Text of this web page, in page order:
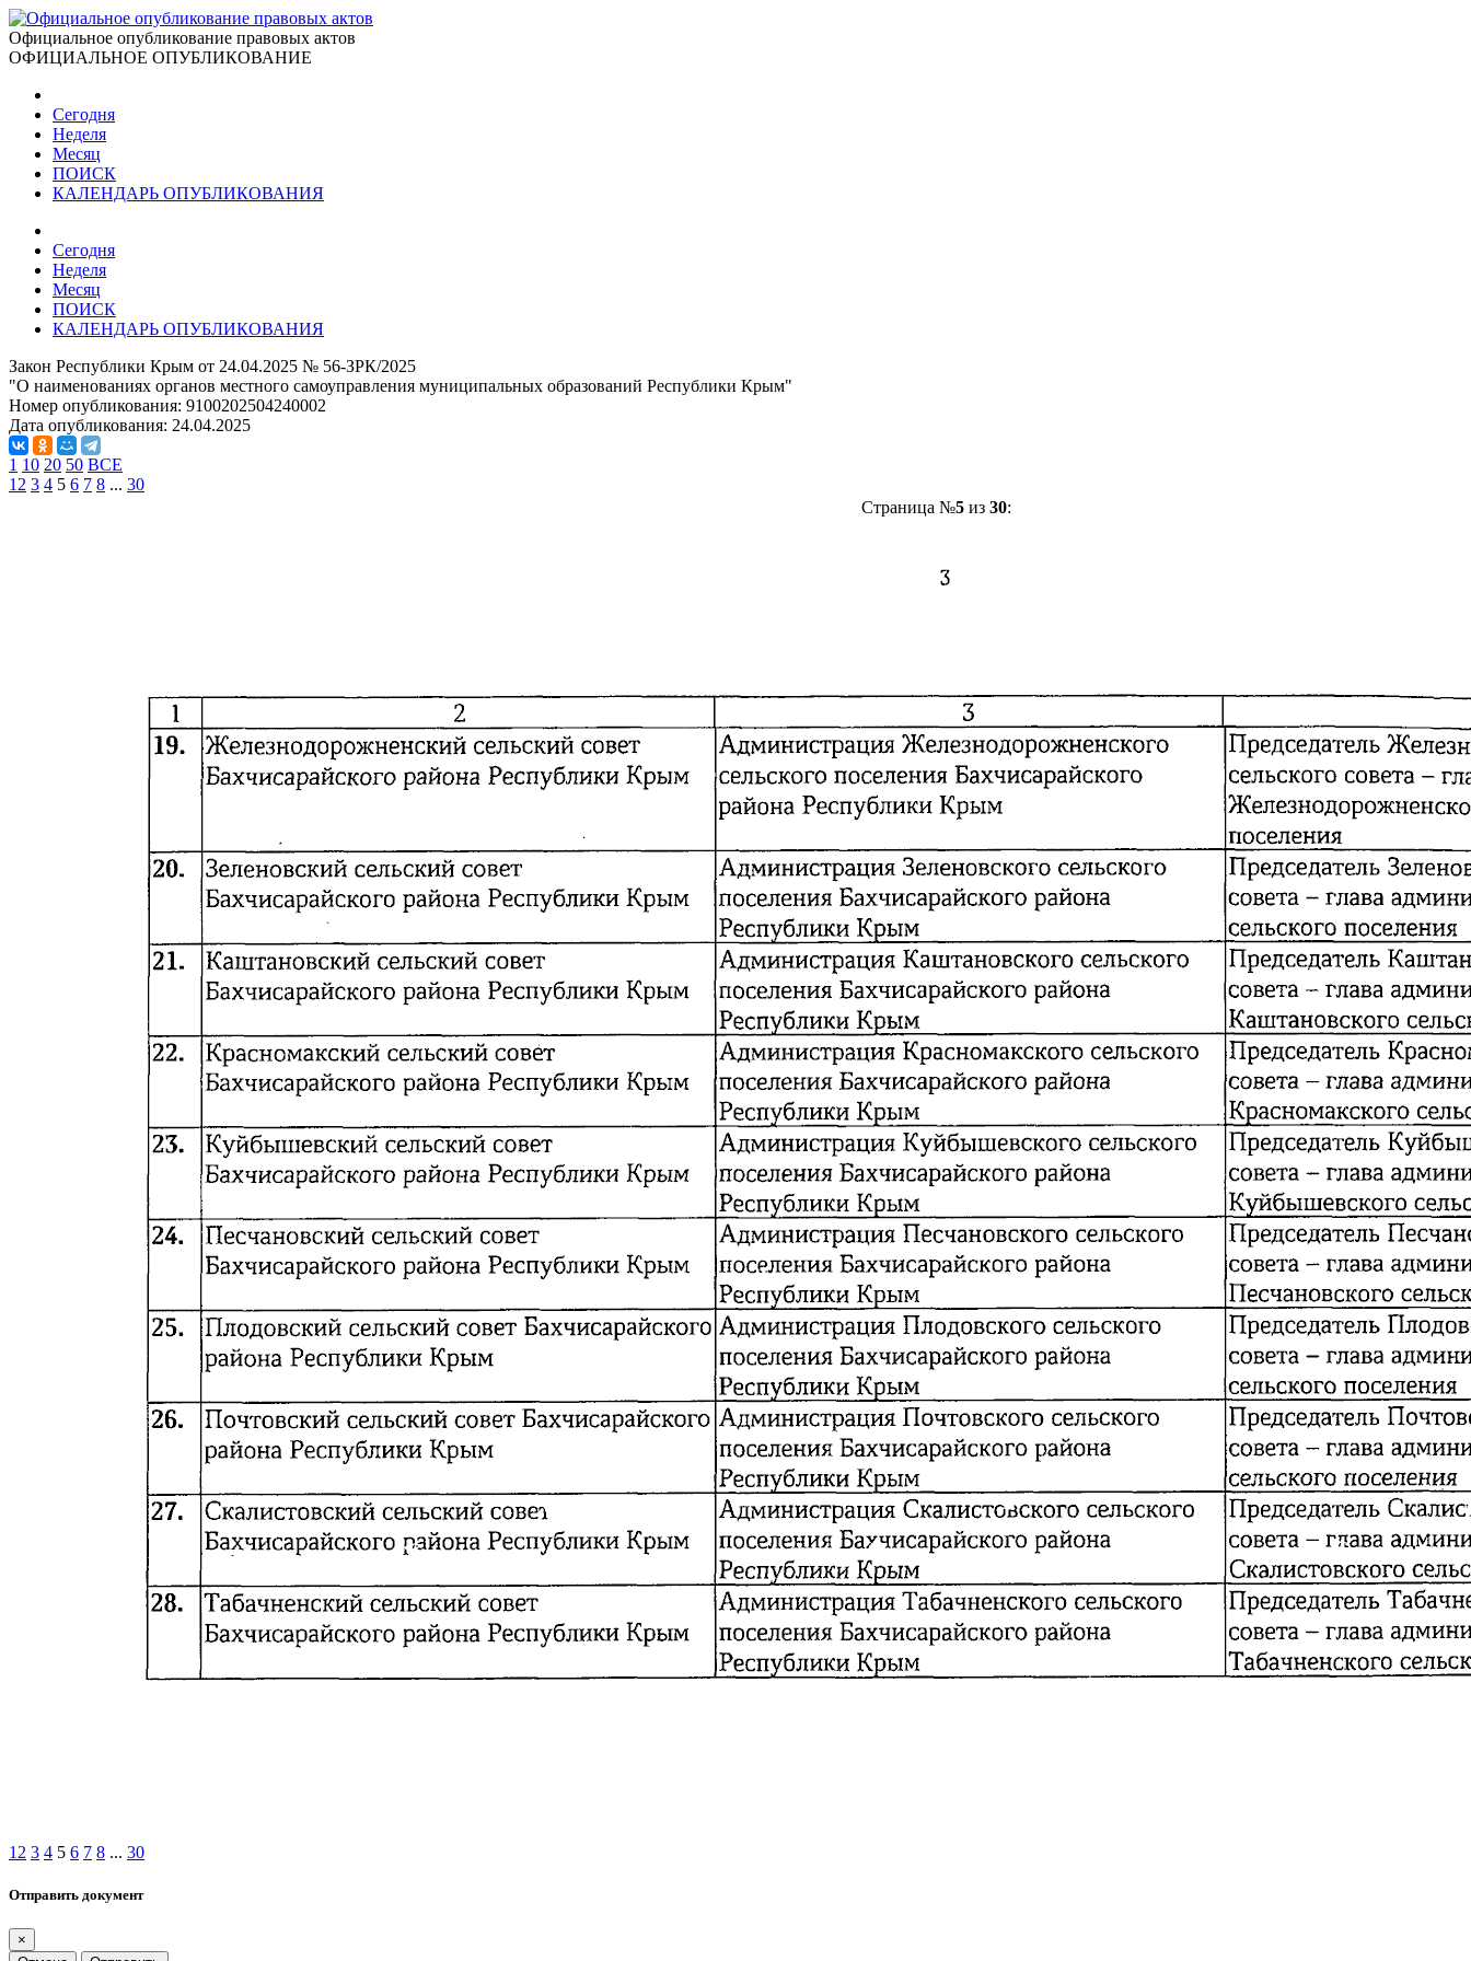
Официальное опубликование правовых актов
ОФИЦИАЛЬНОЕ ОПУБЛИКОВАНИЕ
Сегодня
Неделя
Месяц
ПОИСК
КАЛЕНДАРЬ ОПУБЛИКОВАНИЯ
Сегодня
Неделя
Месяц
ПОИСК
КАЛЕНДАРЬ ОПУБЛИКОВАНИЯ
Закон Республики Крым от 24.04.2025 № 56-ЗРК/2025
"О наименованиях органов местного самоуправления муниципальных образований Республики Крым"
Номер опубликования: 9100202504240002
Дата опубликования: 24.04.2025
1 10 20 50 ВСЕ
1 2 3 4 5 6 7 8 ... 30
Страница №5 из 30:
1 2 3 4 5 6 7 8 ... 30
Отправить документ
×